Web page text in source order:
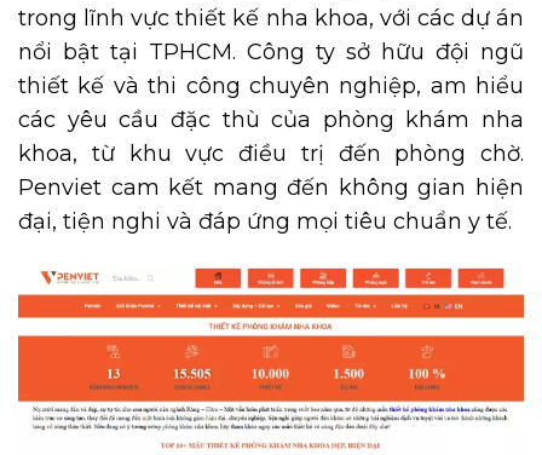
trong lĩnh vực thiết kế nha khoa, với các dự án
nổi bật tại TPHCM. Công ty sở hữu đội ngũ
thiết kế và thi công chuyên nghiệp, am hiểu
các yêu cầu đặc thù của phòng khám nha
khoa, từ khu vực điều trị đến phòng chờ.
Penviet cam kết mang đến không gian hiện
đại, tiện nghi và đáp ứng mọi tiêu chuẩn y tế.